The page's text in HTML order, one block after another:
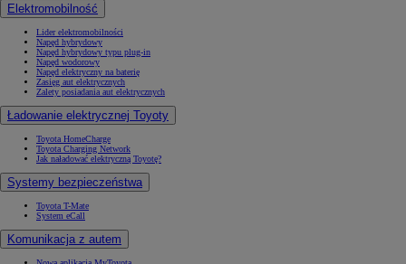
Elektromobilność
Lider elektromobilności
Napęd hybrydowy
Napęd hybrydowy typu plug-in
Napęd wodorowy
Napęd elektryczny na baterię
Zasięg aut elektrycznych
Zalety posiadania aut elektrycznych
Ładowanie elektrycznej Toyoty
Toyota HomeCharge
Toyota Charging Network
Jak naładować elektryczną Toyotę?
Systemy bezpieczeństwa
Toyota T-Mate
System eCall
Komunikacja z autem